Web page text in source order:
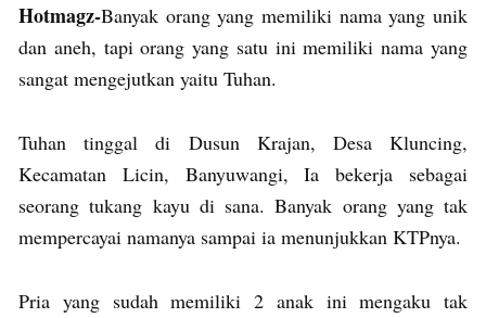
Hotmagz-Banyak orang yang memiliki nama yang unik
dan aneh, tapi orang yang satu ini memiliki nama yang
sangat mengejutkan yaitu Tuhan.
Tuhan tinggal di Dusun Krajan, Desa Kluncing,
Kecamatan Licin, Banyuwangi, Ia bekerja sebagai
seorang tukang kayu di sana. Banyak orang yang tak
mempercayai namanya sampai ia menunjukkan KTPnya.
Pria yang sudah memiliki 2 anak ini mengaku tak